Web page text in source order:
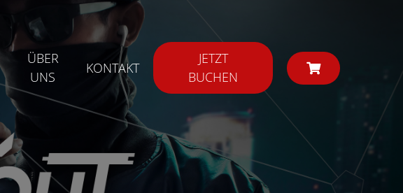
ÜBER
UNS
KONTAKT
JETZT
BUCHEN